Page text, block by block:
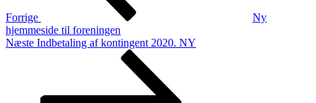
Forrige
Ny
hjemmeside til foreningen
Næste
Næste Indbetaling af kontingent 2020. NY